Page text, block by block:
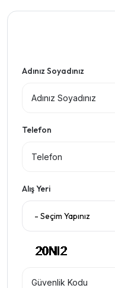
Adınız Soyadınız
Telefon
Alış Yeri